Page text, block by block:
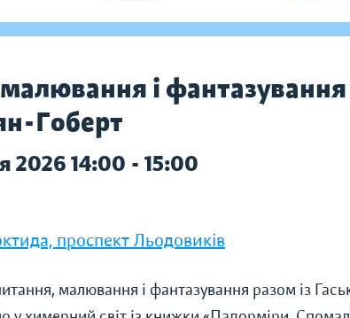
і
Гоберт
2026 14:00 - 15:00
проспект Льодовиків
малювання і фантазування разом із